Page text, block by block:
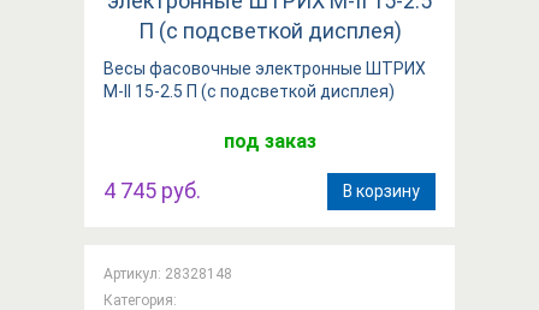
Весы фасовочные электронные ШТРИХ
М-II 15-2.5 П (с подсветкой дисплея)
под заказ
4 745 руб. В корзину
Артикул: 28328148
Категория: